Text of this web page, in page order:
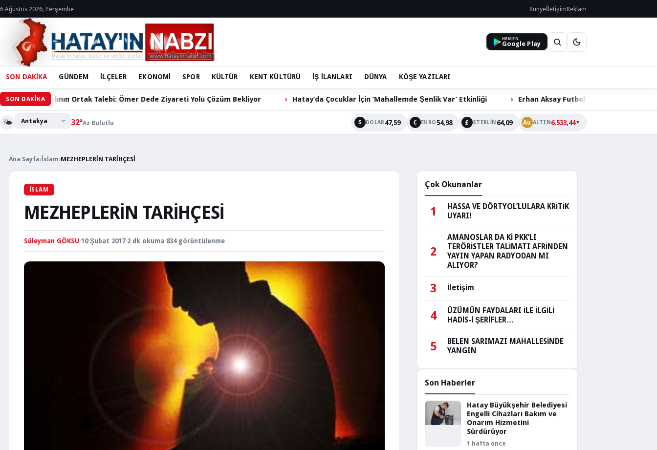
6 Ağustos 2026, Perşembe KünyeİletişimReklam
HEMEN
Google Play
SON DAKİKA GÜNDEM İLÇELER EKONOMİ SPOR KÜLTÜR KENT KÜLTÜRÜ İŞ İLANLARI DÜNYA KÖŞE YAZILARI
SON DAKİKA
Ortak Talebi: Ömer Dede Ziyareti Yolu Çözüm Bekliyor Hatay’da Çocuklar İçin ‘Mahallemde Şenlik Var’ Etkinliği Erhan Aksay Futbol Turnuvası’nda Çeyrek Final Heyecanı
🌤️ 32°Az Bulutlu $ DOLAR47,59 € EURO 54,98 £ STERLIN 64,09 Au ALTIN 6.533,44▼
Ana Sayfa› İslam›MEZHEPLERİN TARİHÇESİ
İSLAM
MEZHEPLERİN TARİHÇESİ
Süleyman GÖKSU·10 Şubat 2017·2 dk okuma·834 görüntülenme
Çok Okunanlar
1
HASSA VE DÖRTYOL’LULARA KRİTİK
UYARI!
2
AMANOSLAR DA Kİ PKK’LI
TERÖRİSTLER TALİMATI AFRİNDEN
YAYIN YAPAN RADYODAN MI
ALIYOR?
3 İletişim
4
ÜZÜMÜN FAYDALARI İLE İLGİLİ
HADİS-İ ŞERİFLER…
5
BELEN SARIMAZI MAHALLESİNDE
YANGIN
Son Haberler
Hatay Büyükşehir Belediyesi
Engelli Cihazları Bakım ve
Onarım Hizmetini
Sürdürüyor
1 hafta önce